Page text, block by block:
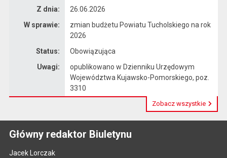
Z dnia:
26.06.2026
W sprawie:
zmian budżetu Powiatu Tucholskiego na rok
2026
Status:
Obowiązująca
Uwagi:
opublikowano w Dzienniku Urzędowym
Województwa Kujawsko-Pomorskiego, poz.
3310
Zobacz wszystkie
Główny redaktor Biuletynu
Jacek Lorczak